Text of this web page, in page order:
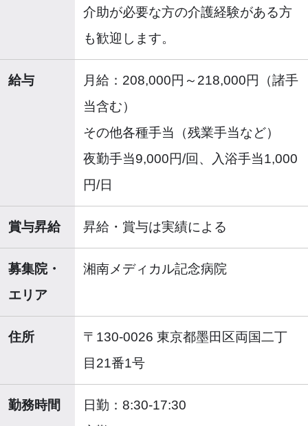
介助が必要な方の介護経験がある方
も歓迎します。
給与
月給：208,000円～218,000円（諸手
当含む）
その他各種手当（残業手当など）
夜勤手当9,000円/回、入浴手当1,000
円/日
賞与昇給 昇給・賞与は実績による
募集院・
エリア
湘南メディカル記念病院
住所
〒130-0026 東京都墨田区両国二丁
目21番1号
勤務時間
日勤：8:30-17:30